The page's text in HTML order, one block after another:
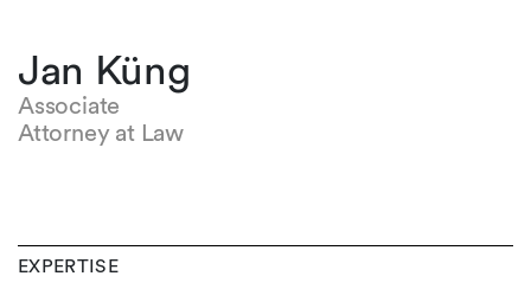
Jan Küng
Associate
Attorney at Law
EXPERTISE